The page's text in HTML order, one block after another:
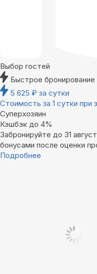
Выбор гостей
Быстрое бронирование
5 625 ₽ за сутки
Стоимость за 1 сутки при
Суперхозяин
Кэшбэк до 4%
Забронируйте до 31
бонусами после оценки
Подробнее